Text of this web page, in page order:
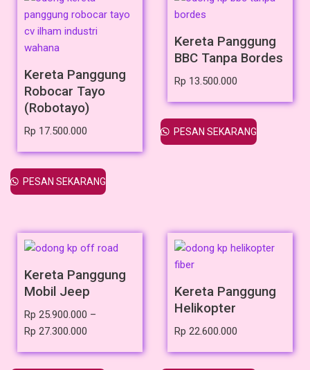
Kereta Panggung
Robocar Tayo
(Robotayo)
Rp 17.500.000
PESAN SEKARANG
Kereta Panggung
BBC Tanpa Bordes
Rp 13.500.000
PESAN SEKARANG
Kereta Panggung
Mobil Jeep
Rp 25.900.000 –
Rp 27.300.000
Kereta Panggung
Helikopter
Rp 22.600.000